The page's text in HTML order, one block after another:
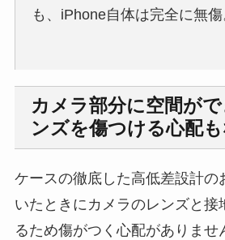
も、iPhone自体は完全に無傷
カメラ部分に空間が
ンズを傷つける心配
ケースの徹底した高低差設計の
いたときにカメラのレンズと接
るため傷がつく心配がありませ